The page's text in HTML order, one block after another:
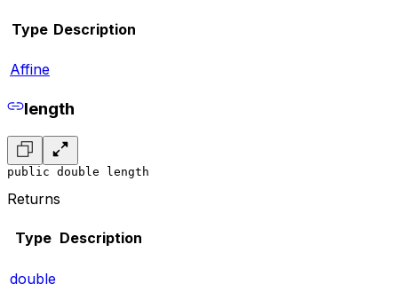
Type Description
Affine
length
public double length
Returns
Type Description
double